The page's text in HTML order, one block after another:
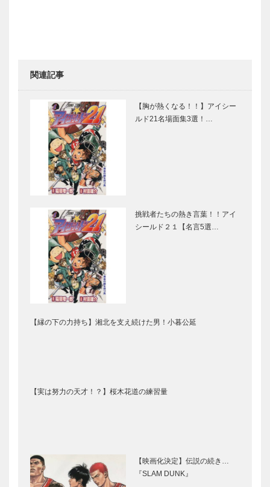
関連記事
【胸が熱くなる！！】アイシー
ルド21名場面集3選！…
挑戦者たちの熱き言葉！！アイ
シールド２１【名言5選…
【縁の下の力持ち】湘北を支え続けた男！小暮公延
【実は努力の天才！？】桜木花道の練習量
【映画化決定】伝説の続き…
『SLAM DUNK』